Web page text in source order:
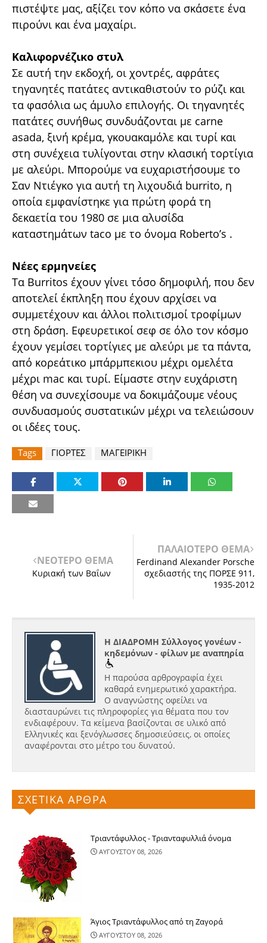
πιστέψτε μας, αξίζει τον κόπο να σκάσετε ένα
πιρούνι και ένα μαχαίρι.
Καλιφορνέζικο στυλ
Σε αυτή την εκδοχή, οι χοντρές, αφράτες
τηγανητές πατάτες αντικαθιστούν το ρύζι και
τα φασόλια ως άμυλο επιλογής. Οι τηγανητές
πατάτες συνήθως συνδυάζονται με carne
asada, ξινή κρέμα, γκουακαμόλε και τυρί και
στη συνέχεια τυλίγονται στην κλασική τορτίγια
με αλεύρι. Μπορούμε να ευχαριστήσουμε το
Σαν Ντιέγκο για αυτή τη λιχουδιά burrito, η
οποία εμφανίστηκε για πρώτη φορά τη
δεκαετία του 1980 σε μια αλυσίδα
καταστημάτων taco με το όνομα Roberto’s .
Νέες ερμηνείες
Τα Burritos έχουν γίνει τόσο δημοφιλή, που δεν
αποτελεί έκπληξη που έχουν αρχίσει να
συμμετέχουν και άλλοι πολιτισμοί τροφίμων
στη δράση. Εφευρετικοί σεφ σε όλο τον κόσμο
έχουν γεμίσει τορτίγιες με αλεύρι με τα πάντα,
από κορεάτικο μπάρμπεκιου μέχρι ομελέτα
μέχρι mac και τυρί. Είμαστε στην ευχάριστη
θέση να συνεχίσουμε να δοκιμάζουμε νέους
συνδυασμούς συστατικών μέχρι να τελειώσουν
οι ιδέες τους.
Tags ΓΙΟΡΤΕΣ ΜΑΓΕΙΡΙΚΗ
ΝΕΟΤΕΡΟ ΘΕΜΑ
Κυριακή των Βαΐων
ΠΑΛΑΙΟΤΕΡΟ ΘΕΜΑ
Ferdinand Alexander Porsche
σχεδιαστής της ΠΟΡΣΕ 911,
1935-2012
Η ΔΙΑΔΡΟΜΗ Σύλλογος γονέων -
κηδεμόνων - φίλων με αναπηρία
Η παρούσα αρθρογραφία έχει
καθαρά ενημερωτικό χαρακτήρα.
Ο αναγνώστης οφείλει να
διασταυρώνει τις πληροφορίες για θέματα που τον
ενδιαφέρουν. Τα κείμενα βασίζονται σε υλικό από
Ελληνικές και ξενόγλωσσες δημοσιεύσεις, οι οποίες
αναφέρονται στο μέτρο του δυνατού.
ΣΧΕΤΙΚΑ ΑΡΘΡΑ
Τριαντάφυλλος - Τριανταφυλλιά όνομα
ΑΥΓΟΥΣΤΟΥ 08, 2026
Άγιος Τριαντάφυλλος από τη Ζαγορά
ΑΥΓΟΥΣΤΟΥ 08, 2026